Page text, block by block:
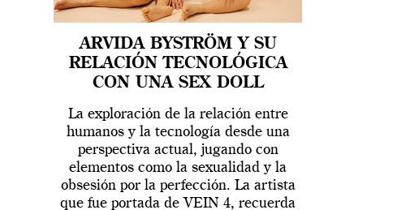
ARVIDA BYSTRÖM Y SU
RELACIÓN TECNOLÓGICA
CON UNA SEX DOLL
La exploración de la relación entre
humanos y la tecnología desde una
perspectiva actual, jugando con
elementos como la sexualidad y la
obsesión por la perfección. La artista
que fue portada de VEIN 4, recuerda